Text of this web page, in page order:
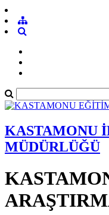
KASTAMONU
MÜDÜRLÜĞÜ